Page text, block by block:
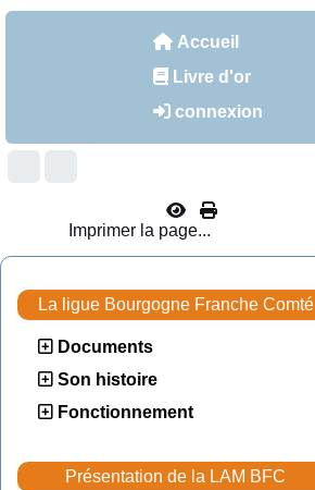
Accueil
Livre d'or
connexion
Imprimer la page...
La ligue Bourgogne Franche Comté
Documents
Son histoire
Fonctionnement
Présentation de la LAM BFC